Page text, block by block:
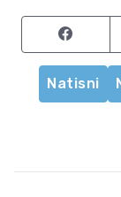
Share
Natisni